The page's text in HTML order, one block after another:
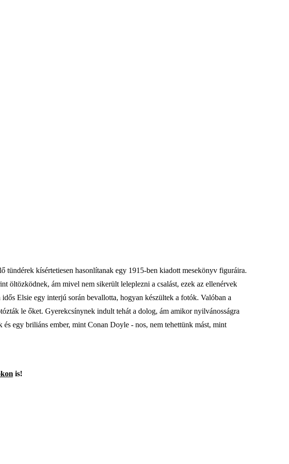
tündérek kísértetiesen hasonlítanak egy 1915-ben kiadott mesekönyv figuráira.
öltözködnek, ám mivel nem sikerült leleplezni a csalást, ezek az ellenérvek
Elsie egy interjú során bevallotta, hogyan készültek a fotók. Valóban a
le őket. Gyerekcsínynek indult tehát a dolog, ám amikor nyilvánosságra
egy briliáns ember, mint Conan Doyle - nos, nem tehettünk mást, mint
is!